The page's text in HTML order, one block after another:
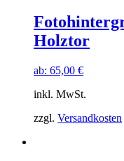
Holztor
ab: 65,00 €
inkl. MwSt.
zzgl. Versandkosten